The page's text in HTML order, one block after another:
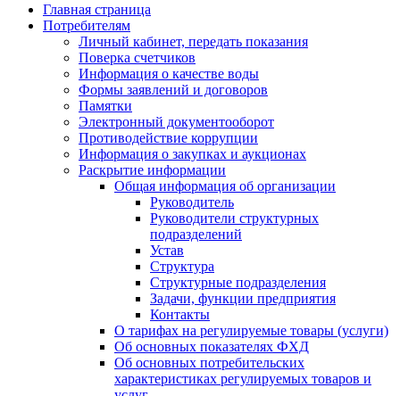
Главная страница
Потребителям
Личный кабинет, передать показания
Поверка счетчиков
Информация о качестве воды
Формы заявлений и договоров
Памятки
Электронный документооборот
Противодействие коррупции
Информация о закупках и аукционах
Раскрытие информации
Общая информация об организации
Руководитель
Руководители структурных
подразделений
Устав
Структура
Структурные подразделения
Задачи, функции предприятия
Контакты
О тарифах на регулируемые товары (услуги)
Об основных показателях ФХД
Об основных потребительских
характеристиках регулируемых товаров и